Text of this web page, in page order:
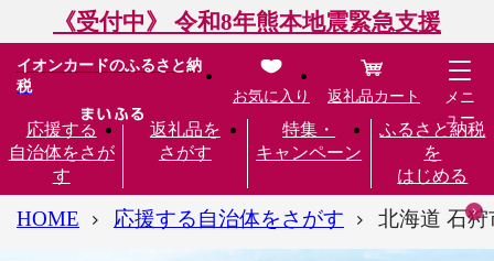
《受付中》 令和8年熊本地震緊急支援
イオンカードのふるさと納
税
応援する
自治体をさが
す
返礼品を
さがす
特集・
キャンペーン
ふるさと納税
を
はじめる
お気に入り 返礼品カート
メニ
ュー
HOME 応援する自治体をさがす 北海道 石狩